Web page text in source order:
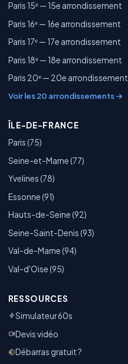
Paris 15ᵉ — 15e arrondissement
Paris 16ᵉ — 16e arrondissement
Paris 17ᵉ — 17e arrondissement
Paris 18ᵉ — 18e arrondissement
Paris 20ᵉ — 20e arrondissement
Voir les 20 arrondissements →
ÎLE-DE-FRANCE
Paris (75)
Seine-et-Marne (77)
Yvelines (78)
Essonne (91)
Hauts-de-Seine (92)
Seine-Saint-Denis (93)
Val-de-Marne (94)
Val-d'Oise (95)
RESSOURCES
Simulateur 60s
Devis vidéo
Débarras gratuit ?